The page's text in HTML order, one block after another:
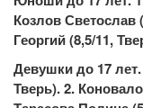
Козлов Светослав
Георгий (8,5/11,
Девушки до 17
Тверь). 2.